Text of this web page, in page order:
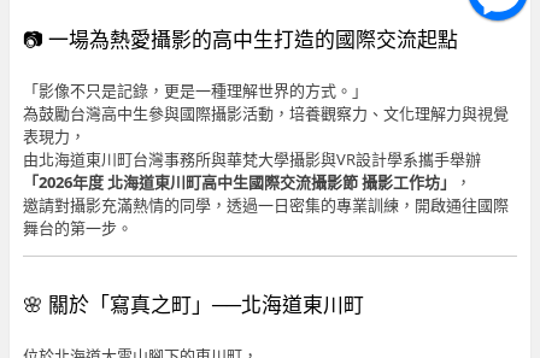
📷 一場為熱愛攝影的高中生打造的國際交流起點
「影像不只是記錄，更是一種理解世界的方式。」
為鼓勵台灣高中生參與國際攝影活動，培養觀察力、文化理解力與視覺
表現力，
由北海道東川町台灣事務所與華梵大學攝影與VR設計學系攜手舉辦
「2026年度 北海道東川町高中生國際交流攝影節 攝影工作坊」
，
邀請對攝影充滿熱情的同學，透過一日密集的專業訓練，開啟通往國際
舞台的第一步。
🌸 關於「寫真之町」──北海道東川町